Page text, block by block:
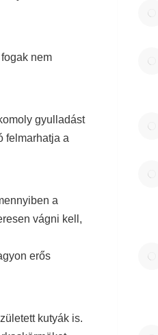
nem
gyulladást
felmarhatja a
a
vágni kell,
erős
kutyák is.